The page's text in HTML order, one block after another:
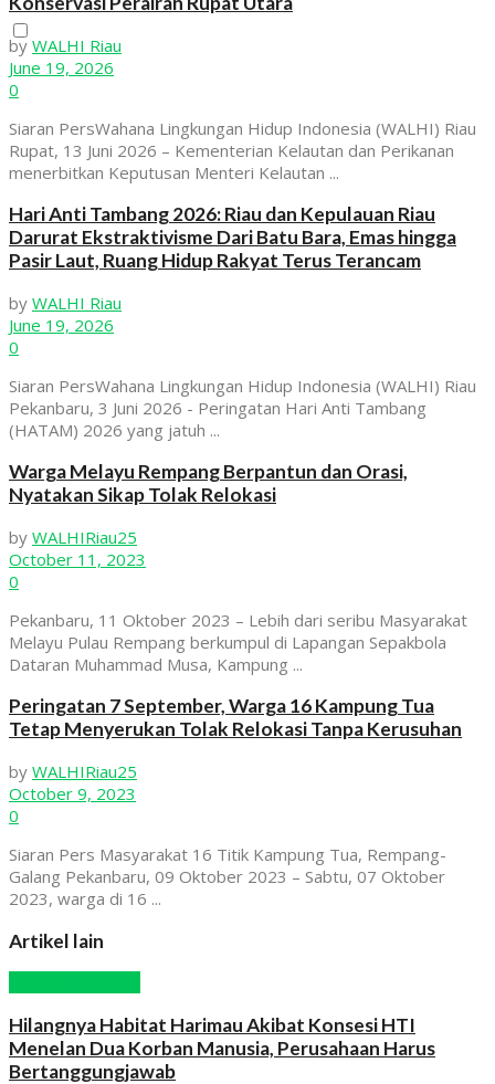
View All Result
by WALHI Riau
June 19, 2026
0
Siaran PersWahana Lingkungan Hidup Indonesia (WALHI) Riau
Rupat, 13 Juni 2026 – Kementerian Kelautan dan Perikanan
menerbitkan Keputusan Menteri Kelautan ...
Hari Anti Tambang 2026: Riau dan Kepulauan Riau
Darurat Ekstraktivisme Dari Batu Bara, Emas hingga
Pasir Laut, Ruang Hidup Rakyat Terus Terancam
by WALHI Riau
June 19, 2026
0
Siaran PersWahana Lingkungan Hidup Indonesia (WALHI) Riau
Pekanbaru, 3 Juni 2026 - Peringatan Hari Anti Tambang
(HATAM) 2026 yang jatuh ...
Warga Melayu Rempang Berpantun dan Orasi,
Nyatakan Sikap Tolak Relokasi
by WALHIRiau25
October 11, 2023
0
Pekanbaru, 11 Oktober 2023 – Lebih dari seribu Masyarakat
Melayu Pulau Rempang berkumpul di Lapangan Sepakbola
Dataran Muhammad Musa, Kampung ...
Peringatan 7 September, Warga 16 Kampung Tua
Tetap Menyerukan Tolak Relokasi Tanpa Kerusuhan
by WALHIRiau25
October 9, 2023
0
Siaran Pers Masyarakat 16 Titik Kampung Tua, Rempang-
Galang Pekanbaru, 09 Oktober 2023 – Sabtu, 07 Oktober
2023, warga di 16 ...
Artikel lain
Hilangnya Habitat Harimau Akibat Konsesi HTI
Menelan Dua Korban Manusia, Perusahaan Harus
Bertanggungjawab